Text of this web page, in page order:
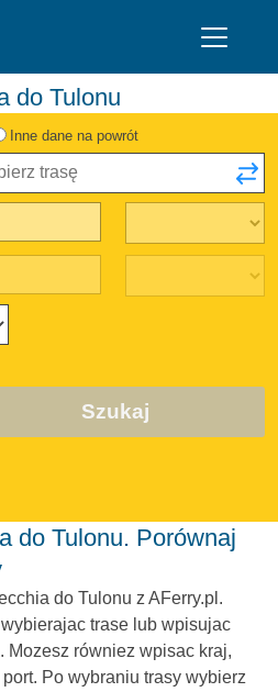
do Tulonu
Inne dane na powrót
Szukaj
do Tulonu z AFerry.pl.
trase lub wpisujac
Mozesz równiez wpisac kraj,
Po wybraniu trasy wybierz